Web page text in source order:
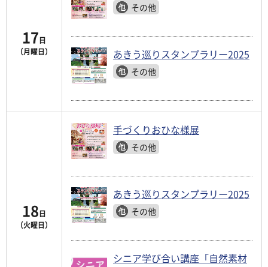
17日
（月曜日）
その他
あきう巡りスタンプラリー2025
その他
18日
（火曜日）
手づくりおひな様展
その他
あきう巡りスタンプラリー2025
その他
シニア学び合い講座「自然素材